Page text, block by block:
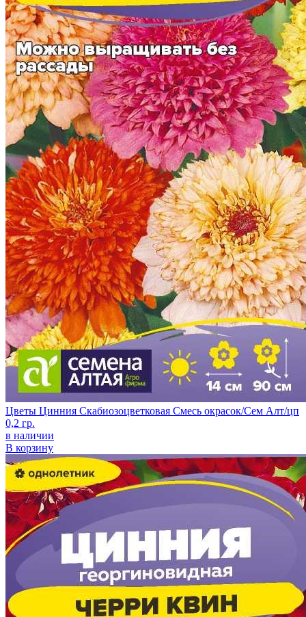
Цветы Цинния Скабиозоцветковая Смесь окрасок/Сем Алт/цп
0,2 гр.
в наличии
В корзину